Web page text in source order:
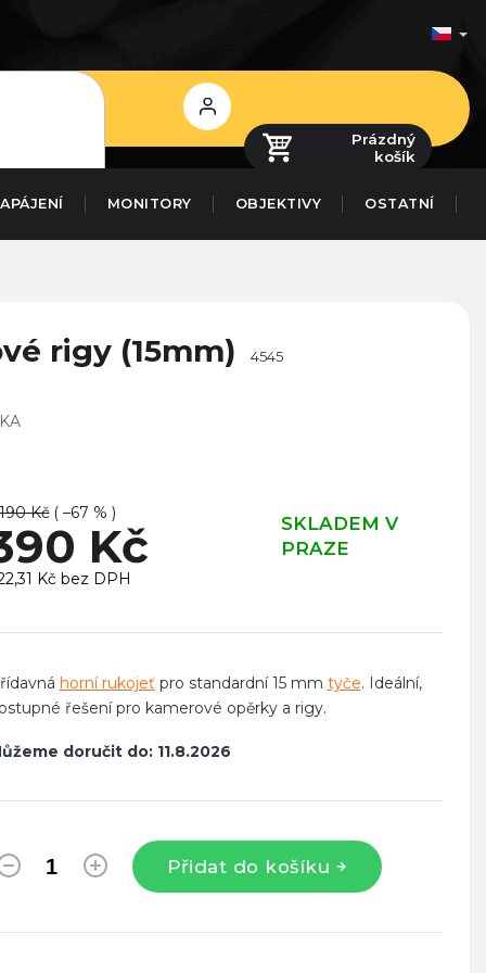
Přihlášení
Prázdný
košík
MONITORY OBJEKTIVY OSTATNÍ
rigy (15mm) 4545
Kč ( –67 % )
Kč
SKLADEM V
PRAZE
Kč bez DPH
doručit do: 11.8.2026
Přidat do košíku
horní rukojeť pro standardní 15 mm tyče. Ideální,
řešení pro kamerové opěrky a rigy.